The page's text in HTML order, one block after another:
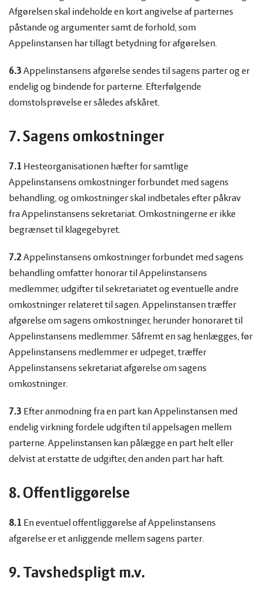
Afgørelsen skal indeholde en kort angivelse af parternes
påstande og argumenter samt de forhold, som
Appelinstansen har tillagt betydning for afgørelsen.
6.3 Appelinstansens afgørelse sendes til sagens parter og er
endelig og bindende for parterne. Efterfølgende
domstolsprøvelse er således afskåret.
7. Sagens omkostninger
7.1 Hesteorganisationen hæfter for samtlige
Appelinstansens omkostninger forbundet med sagens
behandling, og omkostninger skal indbetales efter påkrav
fra Appelinstansens sekretariat. Omkostningerne er ikke
begrænset til klagegebyret.
7.2 Appelinstansens omkostninger forbundet med sagens
behandling omfatter honorar til Appelinstansens
medlemmer, udgifter til sekretariatet og eventuelle andre
omkostninger relateret til sagen. Appelinstansen træffer
afgørelse om sagens omkostninger, herunder honoraret til
Appelinstansens medlemmer. Såfremt en sag henlægges, før
Appelinstansens medlemmer er udpeget, træffer
Appelinstansens sekretariat afgørelse om sagens
omkostninger.
7.3 Efter anmodning fra en part kan Appelinstansen med
endelig virkning fordele udgiften til appelsagen mellem
parterne. Appelinstansen kan pålægge en part helt eller
delvist at erstatte de udgifter, den anden part har haft.
8. Offentliggørelse
8.1 En eventuel offentliggørelse af Appelinstansens
afgørelse er et anliggende mellem sagens parter.
9. Tavshedspligt m.v.